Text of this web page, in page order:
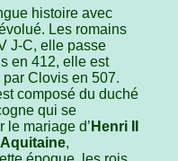
histoire avec
Les romains
J-C, elle passe
en 412, elle est
Clovis en 507.
composé du duché
qui se
le mariage d’ Henri II
,